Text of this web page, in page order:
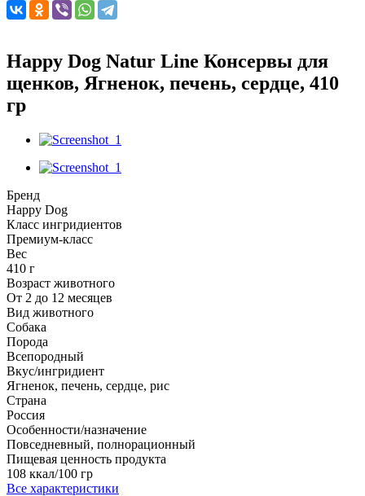
Happy Dog Natur Line Консервы для
щенков, Ягненок, печень, сердце, 410
гр
Бренд
Happy Dog
Класс ингридиентов
Премиум-класс
Вес
410 г
Возраст животного
От 2 до 12 месяцев
Вид животного
Собака
Порода
Всепородный
Вкус/ингридиент
Ягненок, печень, сердце, рис
Страна
Россия
Особенности/назначение
Повседневный, полнорационный
Пищевая ценность продукта
108 ккал/100 гр
Все характеристики